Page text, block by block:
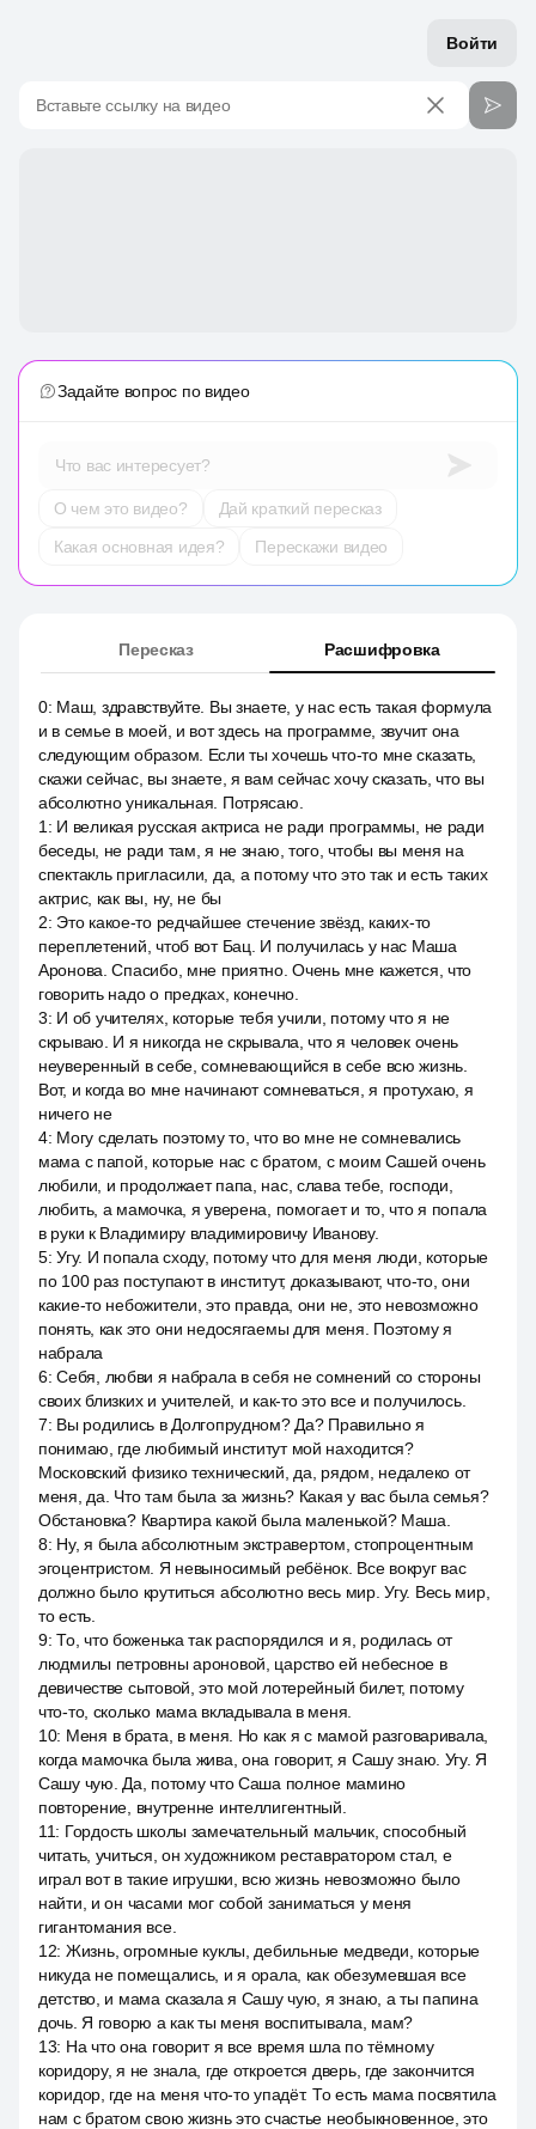
Войти
Вставьте ссылку на видео
Задайте вопрос по видео
Что вас интересует?
О чем это видео?
Дай краткий пересказ
Какая основная идея?
Перескажи видео
Пересказ Расшифровка
0: Маш, здравствуйте. Вы знаете, у нас есть такая формула
и в семье в моей, и вот здесь на программе, звучит она
следующим образом. Если ты хочешь что-то мне сказать,
скажи сейчас, вы знаете, я вам сейчас хочу сказать, что вы
абсолютно уникальная. Потрясаю.
1 : И великая русская актриса не ради программы, не ради
беседы, не ради там, я не знаю, того, чтобы вы меня на
спектакль пригласили, да, а потому что это так и есть таких
актрис, как вы, ну, не бы
2: Это какое-то редчайшее стечение звёзд, каких-то
переплетений, чтоб вот Бац. И получилась у нас Маша
Аронова. Спасибо, мне приятно. Очень мне кажется, что
говорить надо о предках, конечно.
3: И об учителях, которые тебя учили, потому что я не
скрываю. И я никогда не скрывала, что я человек очень
неуверенный в себе, сомневающийся в себе всю жизнь.
Вот, и когда во мне начинают сомневаться, я протухаю, я
ничего не
4: Могу сделать поэтому то, что во мне не сомневались
мама с папой, которые нас с братом, с моим Сашей очень
любили, и продолжает папа, нас, слава тебе, господи,
любить, а мамочка, я уверена, помогает и то, что я попала
в руки к Владимиру владимировичу Иванову.
5:Угу. И попала сходу, потому что для меня люди, которые
по 100 раз поступают в институт, доказывают, что-то, они
какие-то небожители, это правда, они не, это невозможно
понять, как это они недосягаемы для меня. Поэтому я
набрала
6:Себя, любви я набрала в себя не сомнений со стороны
своих близких и учителей, и как-то это все и получилось.
7: Вы родились в Долгопрудном? Да? Правильно я
понимаю, где любимый институт мой находится?
Московский физико технический, да, рядом, недалеко от
меня, да. Что там была за жизнь? Какая у вас была семья?
Обстановка? Квартира какой была маленькой? Маша.
8: Ну, я была абсолютным экстравертом, стопроцентным
эгоцентристом. Я невыносимый ребёнок. Все вокруг вас
должно было крутиться абсолютно весь мир. Угу. Весь мир,
то есть.
9:То, что боженька так распорядился и я, родилась от
людмилы петровны ароновой, царство ей небесное в
девичестве сытовой, это мой лотерейный билет, потому
что-то, сколько мама вкладывала в меня.
10: Меня в брата, в меня. Но как я с мамой разговаривала,
когда мамочка была жива, она говорит, я Сашу знаю. Угу. Я
Сашу чую. Да, потому что Саша полное мамино
повторение, внутренне интеллигентный.
11: Гордость школы замечательный мальчик, способный
читать, учиться, он художником реставратором стал, e
играл вот в такие игрушки, всю жизнь невозможно было
найти, и он часами мог собой заниматься у меня
гигантомания все.
12: Жизнь, огромные куклы, дебильные медведи, которые
никуда не помещались, и я орала, как обезумевшая все
детство, и мама сказала я Сашу чую, я знаю, а ты папина
дочь. Я говорю а как ты меня воспитывала, мам?
13: На что она говорит я все время шла по тёмному
коридору, я не знала, где откроется дверь, где закончится
коридор, где на меня что-то упадёт. То есть мама посвятила
нам с братом свою жизнь это счастье необыкновенное, это